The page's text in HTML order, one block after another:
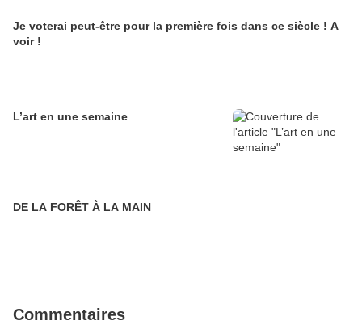
Je voterai peut-être pour la première fois dans ce siècle ! A
voir !
L’art en une semaine
DE LA FORÊT À LA MAIN
Commentaires